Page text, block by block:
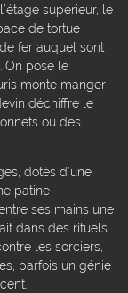
supérieur, le
de tortue
fer auquel sont
On pose le
monte manger
déchiffre le
ou des
dotés d’une
patine
ses mains une
dans des rituels
les sorciers,
parfois un génie